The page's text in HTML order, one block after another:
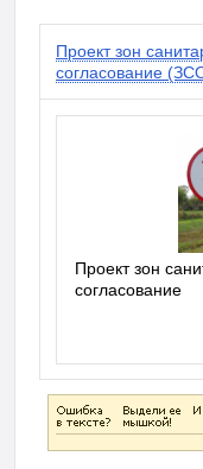
Проект зон
согласование
Проект зон
согласование